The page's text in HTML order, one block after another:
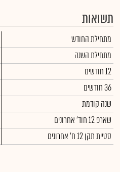
תשואות
מתחילת החודש
מתחילת השנה
12 חודשים
36 חודשים
שנה קודמת
שארפ 12 חוד' אחרונים
סטיית תקן 12 ח' אחרונים